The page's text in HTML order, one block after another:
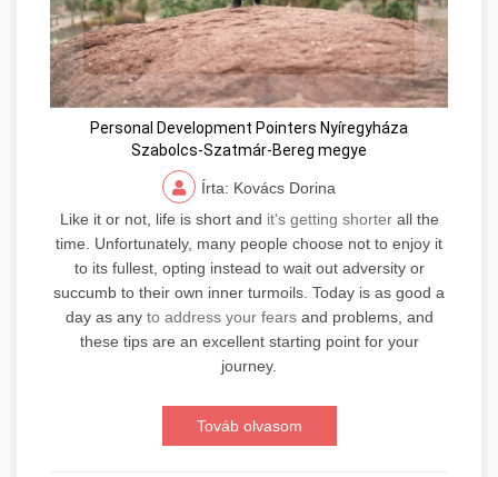
Personal Development Pointers Nyíregyháza
Szabolcs-Szatmár-Bereg megye
Írta: Kovács Dorina
Like it or not, life is short and it's getting shorterall the
time. Unfortunately, many people choose not to enjoy it
to its fullest, opting instead to wait out adversity or
succumb to their own inner turmoils. Today is as good a
day as any to address your fearsand problems, and
these tips are an excellent starting point for your
journey.
Továb olvasom